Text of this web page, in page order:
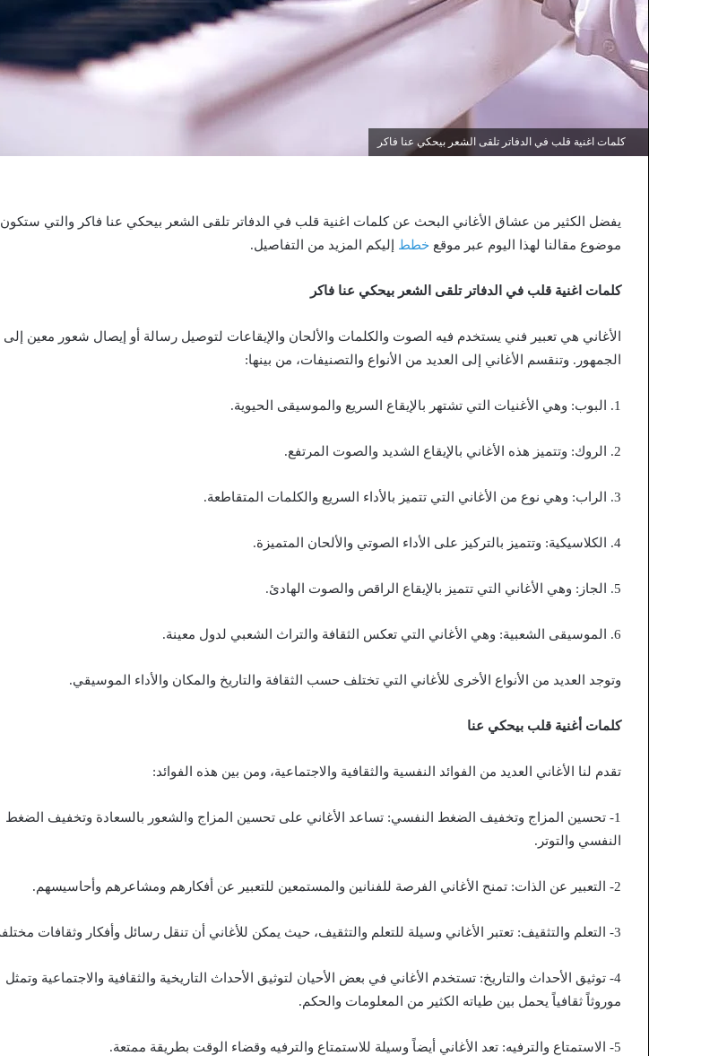
كلمات اغنية قلب في الدفاتر تلقى الشعر بيحكي عنا فاكر
يفضل الكثير من عشاق الأغاني البحث عن كلمات اغنية قلب في الدفاتر تلقى الشعر بيحكي عنا فاكر والتي ستكون
موضوع مقالنا لهذا اليوم عبر موقع خطط إليكم المزيد من التفاصيل.
كلمات اغنية قلب في الدفاتر تلقى الشعر بيحكي عنا فاكر
الأغاني هي تعبير فني يستخدم فيه الصوت والكلمات والألحان والإيقاعات لتوصيل رسالة أو إيصال شعور معين إلى
الجمهور. وتنقسم الأغاني إلى العديد من الأنواع والتصنيفات، من بينها:
1. البوب: وهي الأغنيات التي تشتهر بالإيقاع السريع والموسيقى الحيوية.
2. الروك: وتتميز هذه الأغاني بالإيقاع الشديد والصوت المرتفع.
3. الراب: وهي نوع من الأغاني التي تتميز بالأداء السريع والكلمات المتقاطعة.
4. الكلاسيكية: وتتميز بالتركيز على الأداء الصوتي والألحان المتميزة.
5. الجاز: وهي الأغاني التي تتميز بالإيقاع الراقص والصوت الهادئ.
6. الموسيقى الشعبية: وهي الأغاني التي تعكس الثقافة والتراث الشعبي لدول معينة.
وتوجد العديد من الأنواع الأخرى للأغاني التي تختلف حسب الثقافة والتاريخ والمكان والأداء الموسيقي.
كلمات أغنية قلب بيحكي عنا
تقدم لنا الأغاني العديد من الفوائد النفسية والثقافية والاجتماعية، ومن بين هذه الفوائد:
1- تحسين المزاج وتخفيف الضغط النفسي: تساعد الأغاني على تحسين المزاج والشعور بالسعادة وتخفيف الضغط
النفسي والتوتر.
2- التعبير عن الذات: تمنح الأغاني الفرصة للفنانين والمستمعين للتعبير عن أفكارهم ومشاعرهم وأحاسيسهم.
3- التعلم والتثقيف: تعتبر الأغاني وسيلة للتعلم والتثقيف، حيث يمكن للأغاني أن تنقل رسائل وأفكار وثقافات مختلفة.
4- توثيق الأحداث والتاريخ: تستخدم الأغاني في بعض الأحيان لتوثيق الأحداث التاريخية والثقافية والاجتماعية وتمثل
موروثاً ثقافياً يحمل بين طياته الكثير من المعلومات والحكم.
5- الاستمتاع والترفيه: تعد الأغاني أيضاً وسيلة للاستمتاع والترفيه وقضاء الوقت بطريقة ممتعة.